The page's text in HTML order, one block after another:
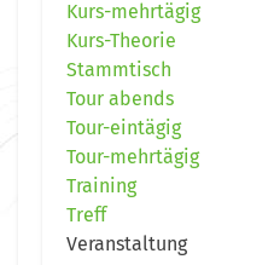
Kurs-mehrtägig
Kurs-Theorie
Stammtisch
Tour abends
Tour-eintägig
Tour-mehrtägig
Training
Treff
Veranstaltung